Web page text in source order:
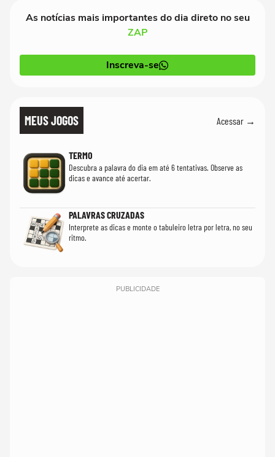
As notícias mais importantes do dia direto no seu
ZAP
Inscreva-se
MEUS JOGOS Acessar →
TERMO
Descubra a palavra do dia em até 6 tentativas. Observe as
dicas e avance até acertar.
PALAVRAS CRUZADAS
Interprete as dicas e monte o tabuleiro letra por letra, no seu
ritmo.
PUBLICIDADE